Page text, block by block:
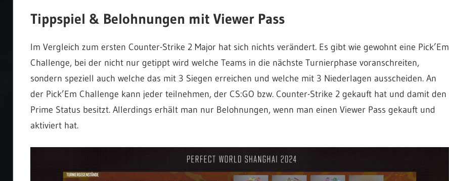
Tippspiel & Belohnungen mit Viewer Pass
Im Vergleich zum ersten Counter-Strike 2 Major hat sich nichts verändert. Es gibt wie gewohnt eine Pick’Em
Challenge, bei der nicht nur getippt wird welche Teams in die nächste Turnierphase voranschreiten,
sondern speziell auch welche das mit 3 Siegen erreichen und welche mit 3 Niederlagen ausscheiden. An
der Pick’Em Challenge kann jeder teilnehmen, der CS:GO bzw. Counter-Strike 2 gekauft hat und damit den
Prime Status besitzt. Allerdings erhält man nur Belohnungen, wenn man einen Viewer Pass gekauft und
aktiviert hat.